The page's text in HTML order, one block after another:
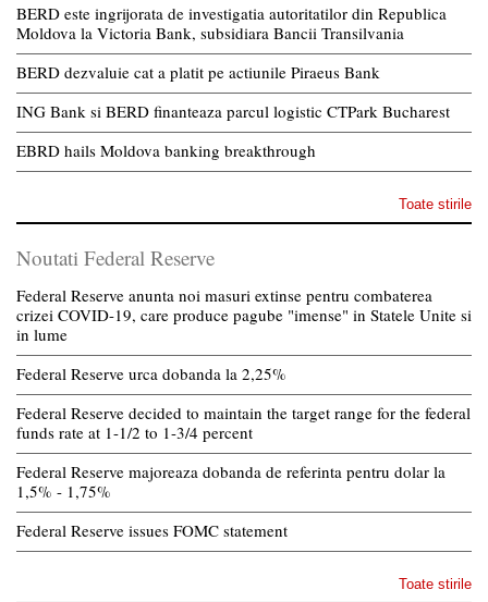
BERD este ingrijorata de investigatia autoritatilor din Republica
Moldova la Victoria Bank, subsidiara Bancii Transilvania
BERD dezvaluie cat a platit pe actiunile Piraeus Bank
ING Bank si BERD finanteaza parcul logistic CTPark Bucharest
EBRD hails Moldova banking breakthrough
Toate stirile
Noutati Federal Reserve
Federal Reserve anunta noi masuri extinse pentru combaterea
crizei COVID-19, care produce pagube "imense" in Statele Unite si
in lume
Federal Reserve urca dobanda la 2,25%
Federal Reserve decided to maintain the target range for the federal
funds rate at 1-1/2 to 1-3/4 percent
Federal Reserve majoreaza dobanda de referinta pentru dolar la
1,5% - 1,75%
Federal Reserve issues FOMC statement
Toate stirile